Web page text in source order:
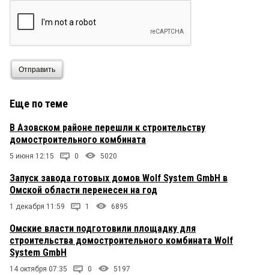
Отправить
Еще по теме
В Азовском районе перешли к строительству
домостроительного комбината
5 июня 12:15 0 5020
Запуск завода готовых домов Wolf System GmbH в
Омской области перенесен на год
1 декабря 11:59 1 6895
Омские власти подготовили площадку для
строительства домостроительного комбината Wolf
System GmbH
14 октября 07:35 0 5197